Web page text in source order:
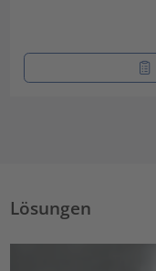
Lösungen